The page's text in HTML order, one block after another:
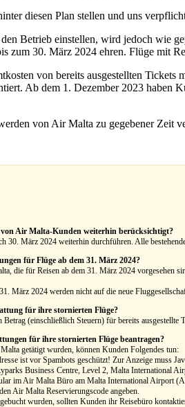
diesen Plan stellen und uns
Betrieb einstellen, wird jedoch wie
zum 30. März 2024 ehren. Flüge mit
von bereits ausgestellten Tickets
Ab dem 1. Dezember 2023 haben
von Air Malta zu gegebener Zeit
von Air Malta-Kunden weiterhin berücksichtigt?
30. März 2024 weiterhin durchführen. Alle
für Flüge ab dem 31. März 2024?
die für Reisen ab dem 31. März 2024 vorgesehen
März 2024 werden nicht auf die neue
für ihre stornierten Flüge?
(einschließlich Steuern) für bereits
für ihre stornierten Flüge beantragen?
getätigt wurden, können Kunden Folgendes tun:
ist vor Spambots geschützt! Zur Anzeige muss
Business Centre, Level 2, Malta International
im Air Malta Büro am Malta International Airport
Air Malta Reservierungscode angeben.
wurden, sollten Kunden ihr Reisebüro